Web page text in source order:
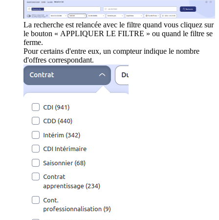
La recherche est relancée avec le filtre quand vous cliquez sur
le bouton « APPLIQUER LE FILTRE » ou quand le filtre se
ferme.
Pour certains d'entre eux, un compteur indique le nombre
d'offres correspondant.